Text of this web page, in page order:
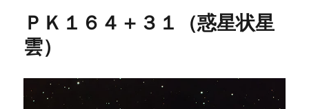
ＰＫ１６４＋３１（惑星状星
雲）